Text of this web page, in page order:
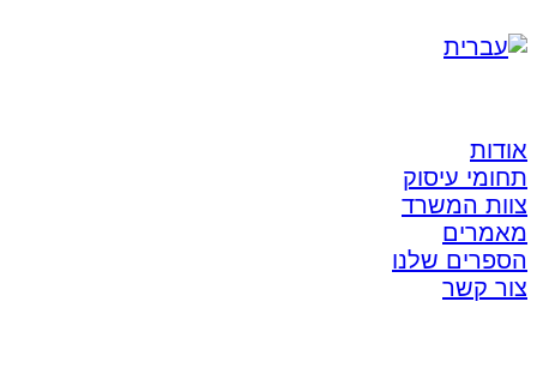
אודות
תחומי עיסוק
צוות המשרד
מאמרים
הספרים שלנו
צור קשר